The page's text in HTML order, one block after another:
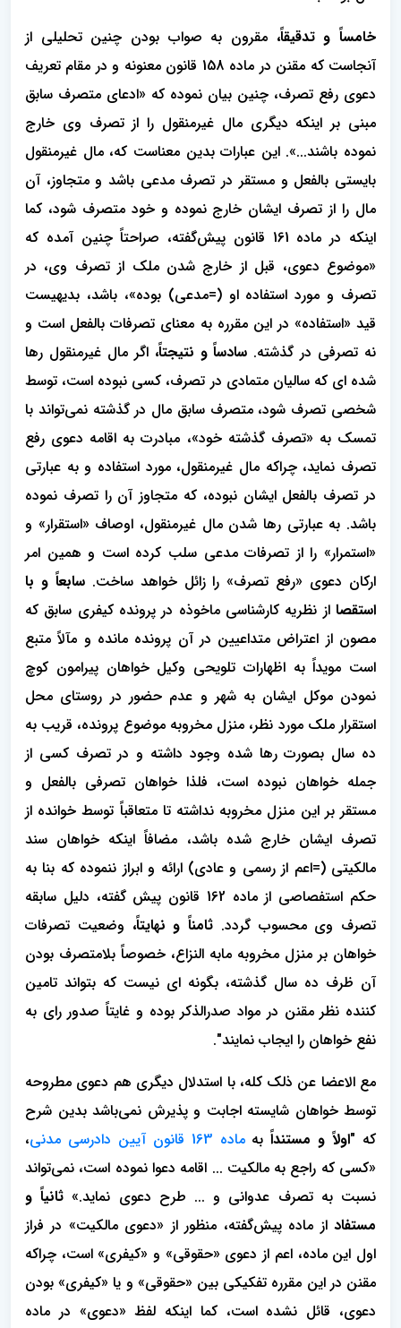
خامساً و تدقیقاً، مقرون به صواب بودن چنین تحلیلی از
آنجاست که مقنن در ماده 158 قانون معنونه و در مقام تعریف
دعوی رفع تصرف، چنین بیان نموده که «ادعای متصرف سابق
مبنی بر اینکه دیگری مال غیرمنقول را از تصرف وی خارج
نموده باشند...». این عبارات بدین معناست که، مال غیرمنقول
بایستی بالفعل و مستقر در تصرف مدعی باشد و متجاوز، آن
مال را از تصرف ایشان خارج نموده و خود متصرف شود، کما
اینکه در ماده 161 قانون پیش‌گفته، صراحتاً چنین آمده که
«موضوع دعوی، قبل از خارج شدن ملک از تصرف وی، در
تصرف و مورد استفاده او (=مدعی) بوده»، باشد، بدیهیست
قید «استفاده» در این مقرره به معنای تصرفات بالفعل است و
نه تصرفی در گذشته. سادساً و نتیجتاً، اگر مال غیرمنقول رها
شده ای که سالیان متمادی در تصرف، کسی نبوده است، توسط
شخصی تصرف شود، متصرف سابق مال در گذشته نمی‌تواند با
تمسک به «تصرف گذشته خود»، مبادرت به اقامه دعوی رفع
تصرف نماید، چراکه مال غیرمنقول، مورد استفاده و به عبارتی
در تصرف بالفعل ایشان نبوده، که متجاوز آن را تصرف نموده
باشد. به عبارتی رها شدن مال غیرمنقول، اوصاف «استقرار» و
«استمرار» را از تصرفات مدعی سلب کرده است و همین امر
ارکان دعوی «رفع تصرف» را زائل خواهد ساخت.سابعاً و با
استقصا از نظریه کارشناسی ماخوذه در پرونده کیفری سابق که
مصون از اعتراض متداعیین در آن پرونده مانده و مآلاً متبع
است مویداً به اظهارات تلویحی وکیل خواهان پیرامون کوچ
نمودن موکل ایشان به شهر و عدم حضور در روستای محل
استقرار ملک مورد نظر، منزل مخروبه موضوع پرونده، قریب به
ده سال بصورت رها شده وجود داشته و در تصرف کسی از
جمله خواهان نبوده است، فلذا خواهان تصرفی بالفعل و
مستقر بر این منزل مخروبه نداشته تا متعاقباً توسط خوانده از
تصرف ایشان خارج شده باشد، مضافاً اینکه خواهان سند
مالکیتی (=اعم از رسمی و عادی) ارائه و ابراز ننموده که بنا به
حکم استفصاصی از ماده 162 قانون پیش گفته، دلیل سابقه
تصرف وی محسوب گردد. ثامناً و نهایتاً، وضعیت تصرفات
خواهان بر منزل مخروبه مابه النزاع، خصوصاً بلامتصرف بودن
آن ظرف ده سال گذشته، بگونه ای نیست که بتواند تامین
کننده نظر مقنن در مواد صدرالذکر بوده و غایتاً صدور رای به
نفع خواهان را ایجاب نمایند".
مع الاعضا عن ذلک کله، با استدلال دیگری هم دعوی مطروحه
توسط خواهان شایسته اجابت و پذیرش نمی‌باشد بدین شرح
که "اولاً و مستنداًبهماده 163 قانون آیین دادرسی مدنی
،
«کسی که راجع به مالکیت ... اقامه دعوا نموده است، نمی‌تواند
نسبت به تصرف عدوانی و ... طرح دعوی نماید.» ثانیاً و
مستفاد از ماده پیش‌گفته، منظور از «دعوی مالکیت» در فراز
اول این ماده، اعم از دعوی «حقوقی» و «کیفری» است، چراکه
مقنن در این مقرره تفکیکی بین «حقوقی» و یا «کیفری» بودن
دعوی، قائل نشده است، کما اینکه لفظ «دعوی» در ماده